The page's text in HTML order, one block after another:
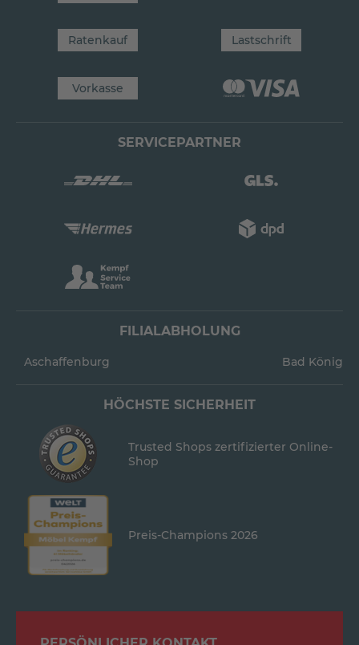
Ratenkauf Lastschrift
Vorkasse
SERVICEPARTNER
FILIALABHOLUNG
Aschaffenburg Bad König
HÖCHSTE SICHERHEIT
Trusted Shops zertifizierter Online-
Shop
Preis-Champions 2026